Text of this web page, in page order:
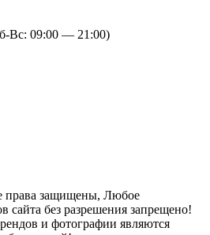
Вс: 09:00 — 21:00)
права защищены, Любое
сайта без разрешения запрещено!
и фотографии являются